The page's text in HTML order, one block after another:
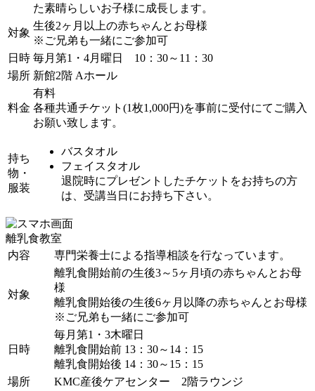
た素晴らしいお子様に成長します。
対象
生後2ヶ月以上の赤ちゃんとお母様
※ご兄弟も一緒にご参加可
日時 毎月第1・4月曜日 10：30～11：30
場所 新館2階 Aホール
料金
有料
各種共通チケット(1枚1,000円)を事前に受付にてご購入
お願い致します。
持ち
物・
服装
バスタオル
フェイスタオル
退院時にプレゼントしたチケットをお持ちの方
は、受講当日にお持ち下さい。
離乳食教室
内容
専門栄養士による指導相談を行なっています。
対象
離乳食開始前の生後3～5ヶ月頃の赤ちゃんとお母
様
離乳食開始後の生後6ヶ月以降の赤ちゃんとお母様
※ご兄弟も一緒にご参加可
日時
毎月第1・3木曜日
離乳食開始前 13：30～14：15
離乳食開始後 14：30～15：15
場所
KMC産後ケアセンター 2階ラウンジ